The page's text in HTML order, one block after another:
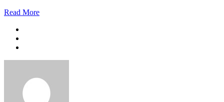
Read More